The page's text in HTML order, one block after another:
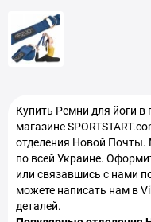
Боксерские груши в
Стойки для гантелей в
Тренажеры для
Купить Ремни для йоги в
магазине
отделения Новой
по всей Украине.
или связавшись с нами
можете написать нам в
деталей.